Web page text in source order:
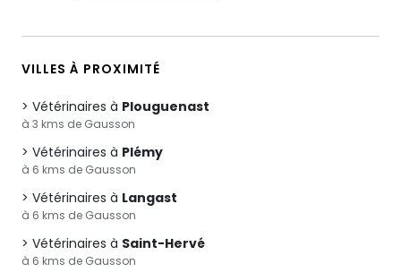
VILLES À PROXIMITÉ
Vétérinaires à Plouguenast
à 3 kms de Gausson
Vétérinaires à Plémy
à 6 kms de Gausson
Vétérinaires à Langast
à 6 kms de Gausson
Vétérinaires à Saint-Hervé
à 6 kms de Gausson